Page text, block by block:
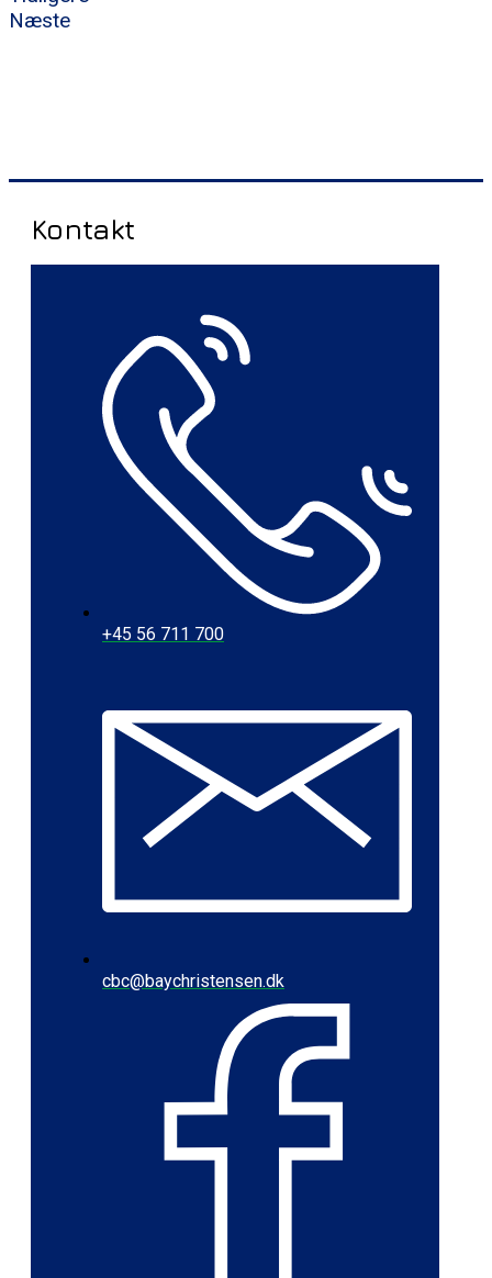
Næste
Kontakt
+45 56 711 700
cbc@baychristensen.dk